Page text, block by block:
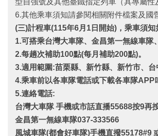
型自強號及其他臺鐵指定列車（具專屬性
6.其他乘車須知請參閱相關附件檔案及國
(三)計程車(115年6月1 日開始) ，乘車須知
1.可搭乘台灣大車隊、金昌第一無線車隊
2.每趟次補助100點(每月補助200點)。
3.適用範圍:苗栗縣、新竹縣、新竹市、台
4.乘車前以各車隊電話或下載各車隊APP
5.連絡電話:
台灣大車隊 手機或市話直播55688按9再
金昌第一無線車隊037-333566
風城車隊(都會好車隊)手機直撥55178#9